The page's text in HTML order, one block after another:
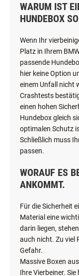
WARUM IST
UNDEBOX SO
Wenn Ihr
Platz in Ihrem
passende
hier keine Option
einem Unfall nicht
Crashtests
einen hohen
Hundebox gleich
optimalen Schutz
Schließlich muss
passen.
WORAUF ES
ANKOMMT.
Für die Sicherheit
Material eine
darin liegen,
auch nicht. Zu viel
Gefahr.
Massive Boxen
Ihre Vierbeiner.